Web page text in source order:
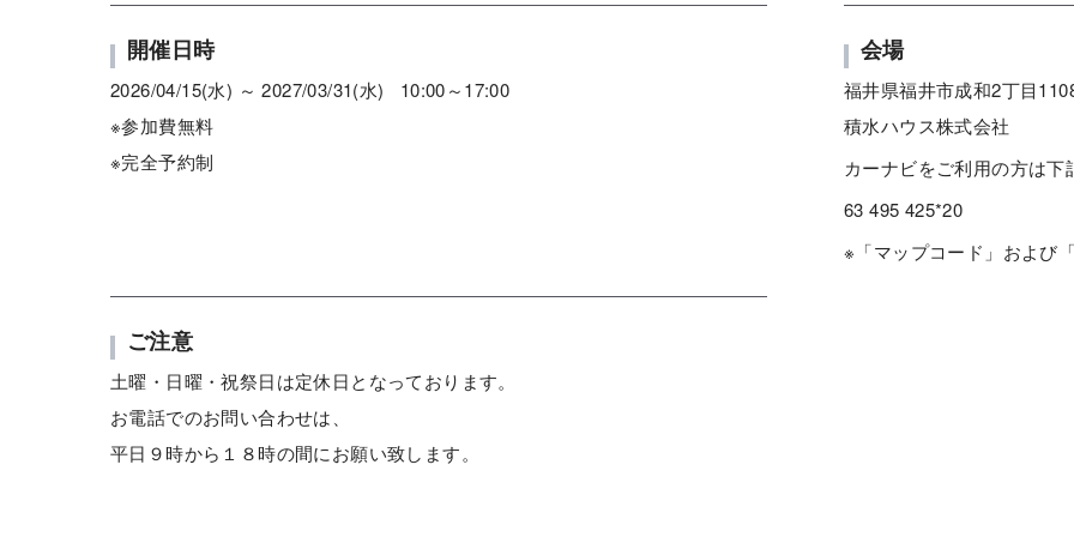
開催日時
2026/04/15(水) ～ 2027/03/31(水) 10:00～17:00
※参加費無料
※完全予約制
会場
福井県福井市成和2丁目
積水ハウス株式会社
カーナビをご利用の方は
63 495 425*20
※「マップコード」および
ご注意
土曜・日曜・祝祭日は定休日となっております。
お電話でのお問い合わせは、
平日９時から１８時の間にお願い致します。